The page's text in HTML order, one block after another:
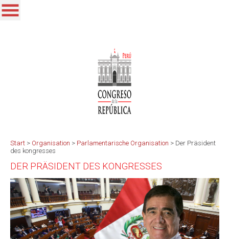
Start > Organisation > Parlamentarische Organisation > Der Präsident
des kongresses
DER PRÄSIDENT DES KONGRESSES